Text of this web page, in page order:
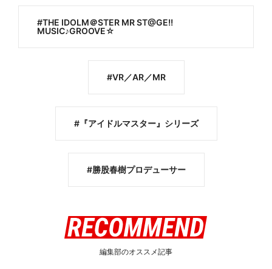
THE IDOLM＠STER MR ST@GE!!
MUSIC♪GROOVE☆
VR／AR／MR
『アイドルマスター』シリーズ
勝股春樹プロデューサー
編集部のオススメ記事